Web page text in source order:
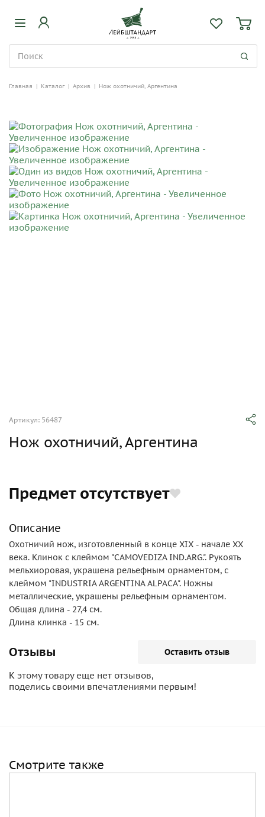
Главная | Каталог | Архив | Нож охотничий, Аргентина
Артикул: 56487
Нож охотничий, Аргентина
Предмет отсутствует
Описание
Охотничий нож, изготовленный в конце XIX - начале ХХ
века. Клинок с клеймом "CAMOVEDIZA IND.ARG.". Рукоять
мельхиоровая, украшена рельефным орнаментом, с
клеймом "INDUSTRIA ARGENTINA ALPACA". Ножны
металлические, украшены рельефным орнаментом.
Общая длина - 27,4 см.
Длина клинка - 15 см.
Отзывы Оставить отзыв
К этому товару еще нет отзывов,
поделись своими впечатлениями первым!
Смотрите также